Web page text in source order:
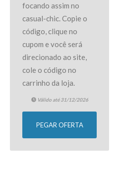
focando assim no
casual-chic. Copie o
código, clique no
cupom e você será
direcionado ao site,
cole o código no
carrinho da loja.
Válido até 31/12/2026
PEGAR OFERTA